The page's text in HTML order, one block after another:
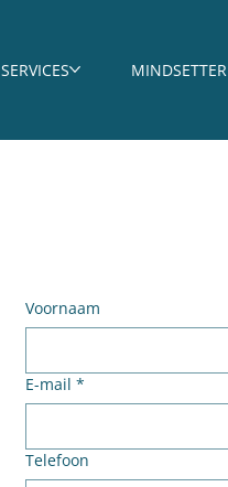
SERVICES MINDSETTER
Voornaam
E-mail *
Telefoon